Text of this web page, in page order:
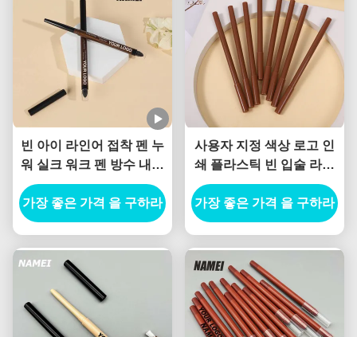
빈 아이 라인어 접착 펜 누
워 실크 워크 펜 방수 내구
성 주문 젤 아이 라인어 연
필 컨테이너
가장 좋은 가격 을 구하라
사용자 지정 색상 로고 인
쇄 플라스틱 빈 입술 라인
러 튜브 패키지 컨테이너
얇은 립 라인러 튜브
가장 좋은 가격 을 구하라